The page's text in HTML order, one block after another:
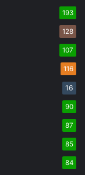
193
128
107
116
16
90
87
85
84